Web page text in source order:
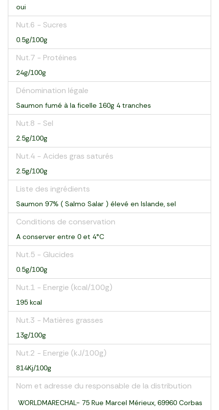
oui
Nut.6 - Sucres
0.5g/100g
Nut.7 - Protéines
24g/100g
Dénomination légale
Saumon fumé à la ficelle 160g 4 tranches
Nut.8 - Sel
2.5g/100g
Nut.4 - Acides gras saturés
2.5g/100g
Liste des ingrédients
Saumon 97% ( Salmo Salar ) élevé en Islande, sel
Conditions de conservation
A conserver entre 0 et 4°C
Nut.5 - Glucides
0.5g/100g
Nut.1 - Energie (kcal/100g)
195 kcal
Nut.3 - Matières grasses
13g/100g
Nut.2 - Energie (kJ/100g)
814Kj/100g
Nom et adresse du responsable de la distribution
WORLDMARECHAL- 75 Rue Marcel Mérieux, 69960 Corbas